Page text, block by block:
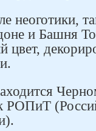
неоготики,
и Башня
цвет,
РОПиТ